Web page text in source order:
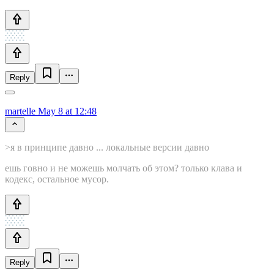
Reply
martelle May 8 at 12:48
>я в принципе давно ... локальные версии давно
ешь говно и не можешь молчать об этом? только клава и
кодекс, остальное мусор.
Reply